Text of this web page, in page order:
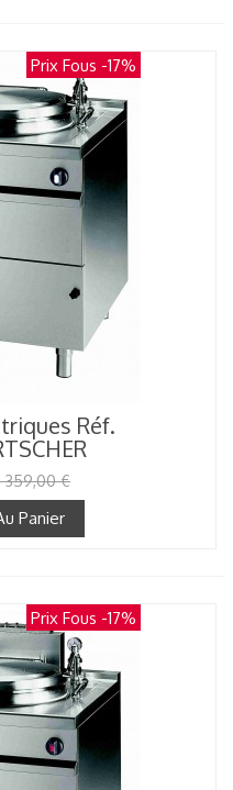
Prix Fous -17%
Réf.
359,00 €
Panier
Prix Fous -17%